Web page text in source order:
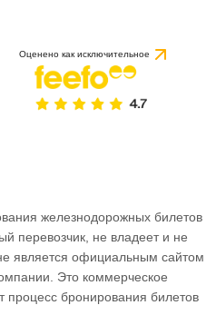
Оценено как исключительное
железнодорожных билетов
перевозчик, не владеет и не
является официальным сайтом
Это коммерческое
процесс бронирования билетов